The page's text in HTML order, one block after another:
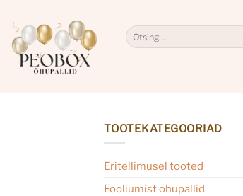
content
Otsi:
TOOTEKATEGOORIAD
Eritellimusel tooted
Fooliumist õhupallid